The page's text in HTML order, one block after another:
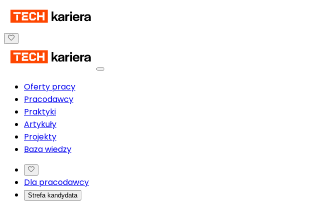
Oferty pracy
Pracodawcy
Praktyki
Artykuły
Projekty
Baza wiedzy
Dla pracodawcy
Strefa kandydata